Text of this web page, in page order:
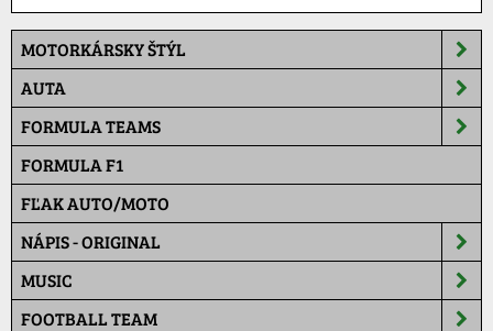
MOTORKÁRSKY ŠTÝL
AUTA
FORMULA TEAMS
FORMULA F1
FĽAK AUTO/MOTO
NÁPIS - ORIGINAL
MUSIC
FOOTBALL TEAM